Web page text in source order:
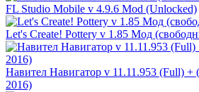
FL Studio Mobile v 4.9.6 Mod (Unlocked)
Let's Create! Pottery v 1.85 Мод
Навител Навигатор v 11.11.953 (Full) +
2016)